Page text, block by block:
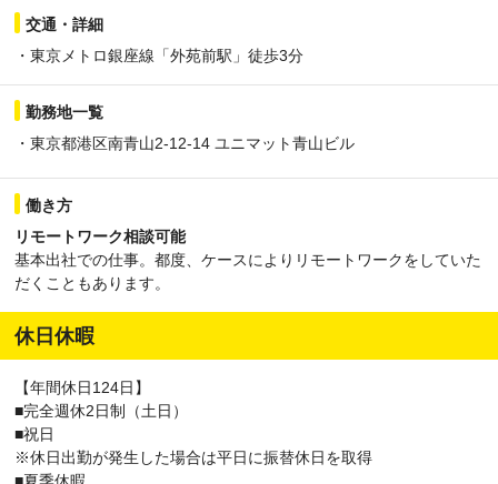
交通・詳細
・東京メトロ銀座線「外苑前駅」徒歩3分
勤務地一覧
・東京都港区南青山2-12-14 ユニマット青山ビル
働き方
リモートワーク相談可能
基本出社での仕事。都度、ケースによりリモートワークをしていた
だくこともあります。
休日休暇
【年間休日124日】
■完全週休2日制（土日）
■祝日
※休日出勤が発生した場合は平日に振替休日を取得
■夏季休暇